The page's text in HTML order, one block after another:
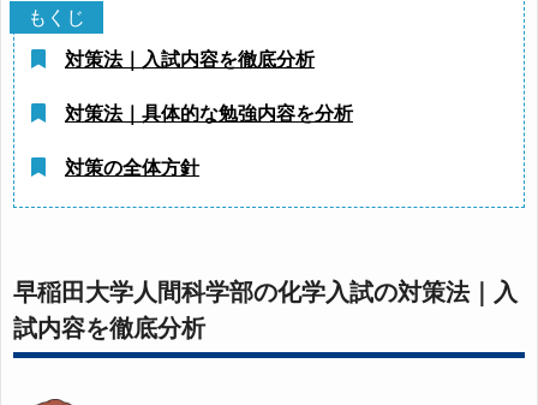
対策法｜入試内容を徹底分析
対策法｜具体的な勉強内容を分析
対策の全体方針
早稲田大学人間科学部の化学入試の対策法｜入
試内容を徹底分析